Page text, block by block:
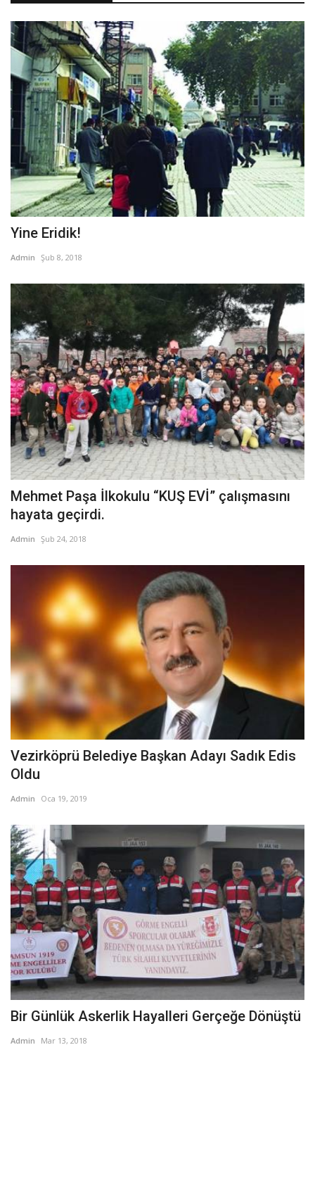
Yine Eridik!
Admin Şub 8, 2018
Mehmet Paşa İlkokulu “KUŞ EVİ” çalışmasını
hayata geçirdi.
Admin Şub 24, 2018
Vezirköprü Belediye Başkan Adayı Sadık Edis
Oldu
Admin Oca 19, 2019
Bir Günlük Askerlik Hayalleri Gerçeğe Dönüştü
Admin Mar 13, 2018